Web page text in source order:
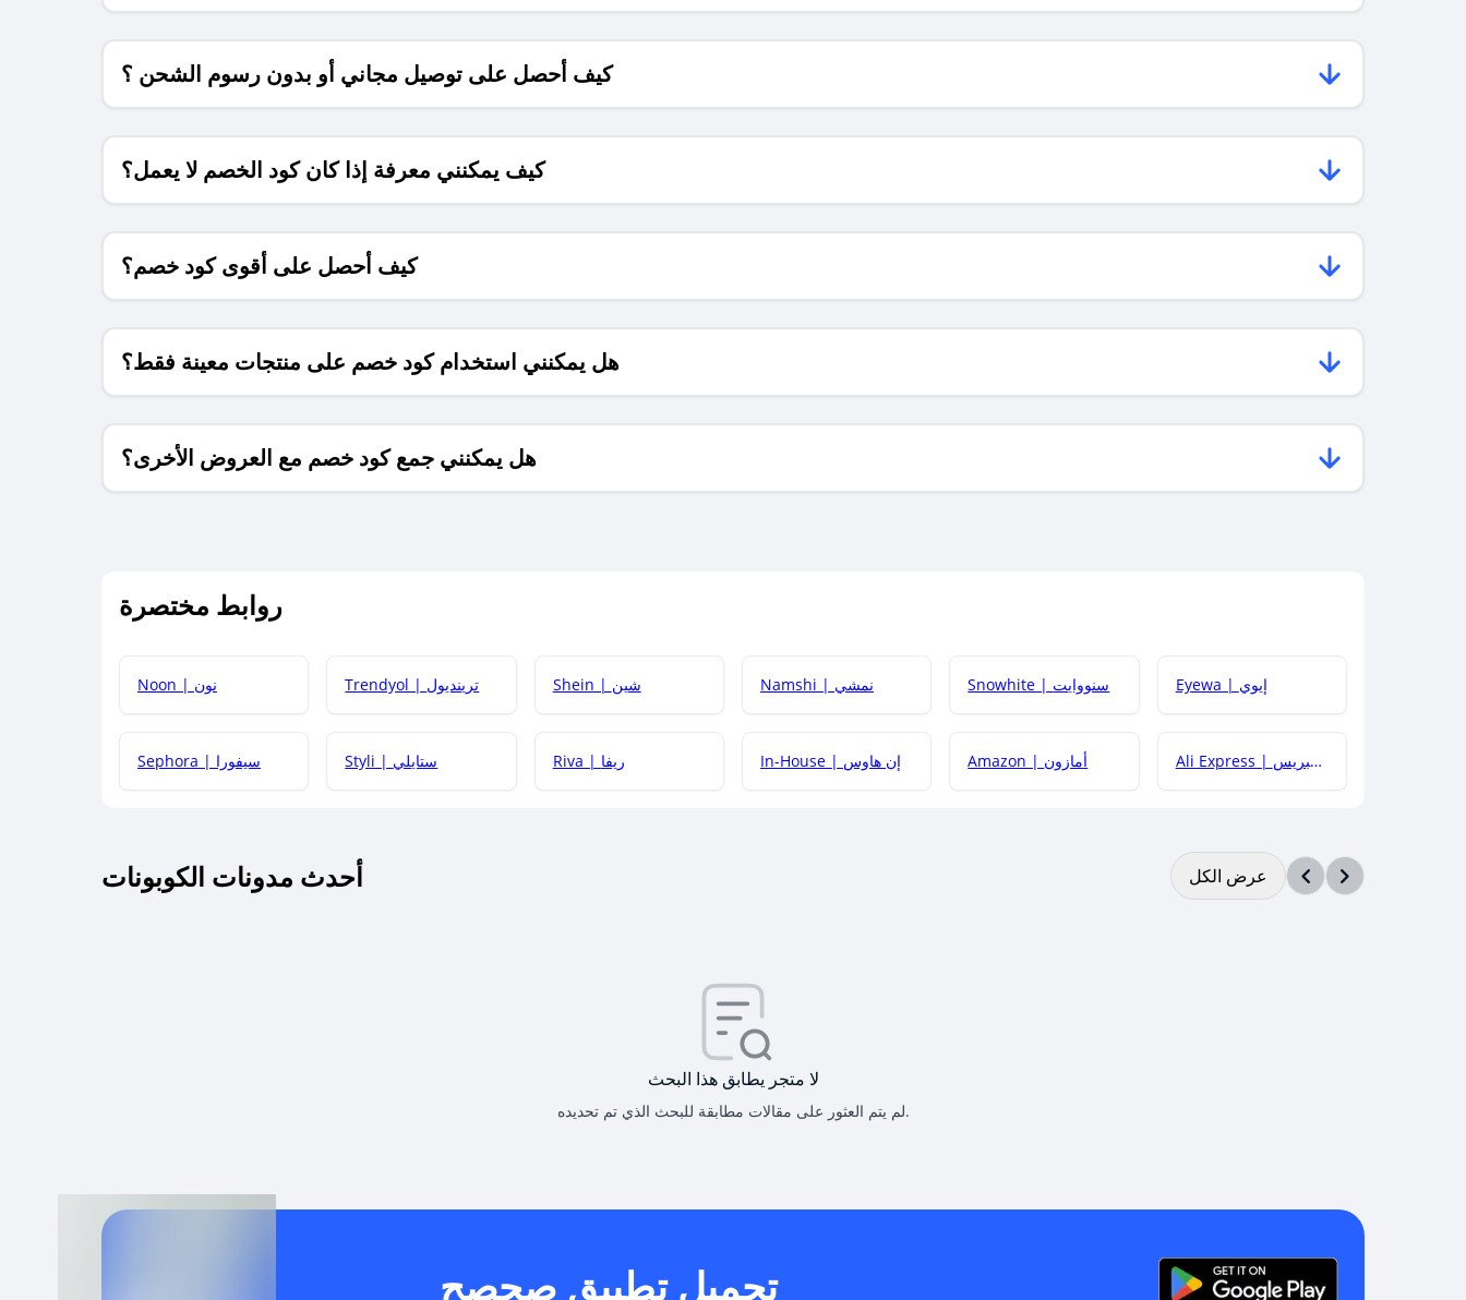
كيف أحصل على توصيل مجاني أو بدون رسوم الشحن ؟
كيف يمكنني معرفة إذا كان كود الخصم لا يعمل؟
كيف أحصل على أقوى كود خصم؟
هل يمكنني استخدام كود خصم على منتجات معينة فقط؟
هل يمكنني جمع كود خصم مع العروض الأخرى؟
روابط مختصرة
Noon | نون Trendyol | ترينديول Shein | شين Namshi | نمشي Snowhite | سنووايت Eyewa | إيوي
Sephora | سيفورا Styli | ستايلي Riva | ريفا In-House | إن هاوس Amazon | أمازون Ali Express | علي إكسبريس
أحدث مدونات الكوبونات عرض الكل
لا متجر يطابق هذا البحث
لم يتم العثور على مقالات مطابقة للبحث الذي تم تحديده.
تحميل تطبيق صحصح